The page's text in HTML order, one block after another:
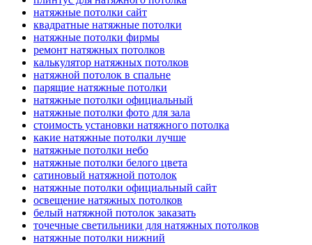
натяжные потолки сайт
квадратные натяжные потолки
натяжные потолки фирмы
ремонт натяжных потолков
калькулятор натяжных потолков
натяжной потолок в спальне
парящие натяжные потолки
натяжные потолки официальный
натяжные потолки фото для зала
стоимость установки натяжного потолка
какие натяжные потолки лучше
натяжные потолки небо
натяжные потолки белого цвета
сатиновый натяжной потолок
натяжные потолки официальный сайт
освещение натяжных потолков
белый натяжной потолок заказать
точечные светильники для натяжных потолков
натяжные потолки нижний